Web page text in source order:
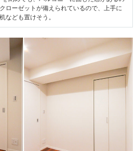
ローゼットが備えられているので、上手に
なども置けそう。